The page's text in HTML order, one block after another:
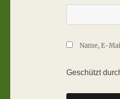
Name, E-
Geschützt